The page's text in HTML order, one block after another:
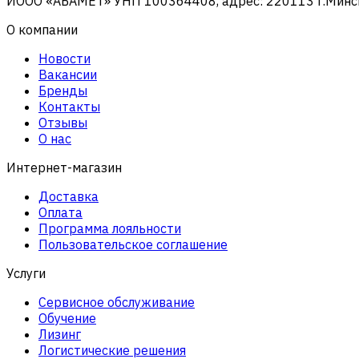
О компании
Новости
Вакансии
Бренды
Контакты
Отзывы
О нас
Интернет-магазин
Доставка
Оплата
Программа лояльности
Пользовательское соглашение
Услуги
Сервисное обслуживание
Обучение
Лизинг
Логистические решения